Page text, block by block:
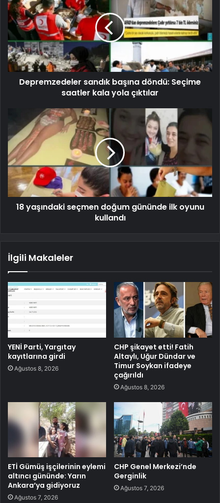
Depremzedeler sandık başına döndü: Seçime
saatler kala yola çıktılar
18 yaşındaki seçmen doğum gününde ilk oyunu
kullandı
İlgili Makaleler
YENİ Parti, Yargıtay
kayıtlarına girdi
Ağustos 8, 2026
CHP şikayet etti! Fatih
Altaylı, Uğur Dündar ve
Timur Soykan ifadeye
çağırıldı
Ağustos 8, 2026
ETİ Gümüş işçilerinin eylemi
altıncı gününde: Yarın
Ankara’ya gidiyoruz
Ağustos 7, 2026
CHP Genel Merkezi’nde
Gerginlik
Ağustos 7, 2026